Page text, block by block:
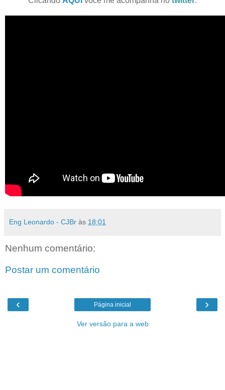
Eng Leonardo - CJBr às 18:01
Nenhum comentário:
Postar um comentário
‹ ›
Página inicial
Ver versão para a web